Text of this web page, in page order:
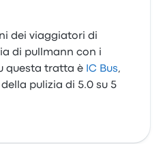
dei viaggiatori di
di pullmann con i
questa tratta è IC Bus,
pulizia di 5.0 su 5